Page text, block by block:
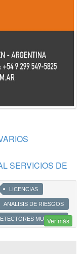
SERVICIOS DE
LICENCIAS
ANALISIS DE RIESGOS
MULTIGAS
Ver más